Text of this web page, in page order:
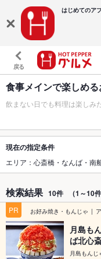
はじめてのア
戻る
食事メインで楽しめ
飲まない日でも料理は楽しみ
現在の指定条件
エリア：心斎橋・なんば・南
検索結果 10件 （1～10件
PR お好み焼き・もんじゃ
月島も
ば北心
月島もん